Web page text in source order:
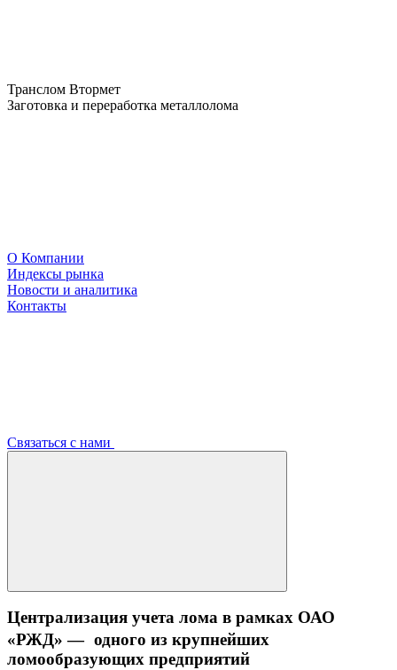
Транслом Втормет
Заготовка и переработка металлолома
О Компании
Индексы рынка
Новости и аналитика
Контакты
Связаться с нами
Централизация учета лома в рамках ОАО
«РЖД» — одного из крупнейших
ломообразующих предприятий